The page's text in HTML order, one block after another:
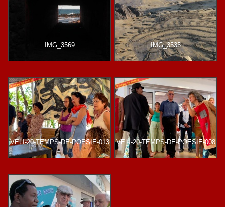
IMG_3569 IMG_3535
VELI-20-TEMPS-DE-POESIE-013 VELI-20-TEMPS-DE-POESIE-008